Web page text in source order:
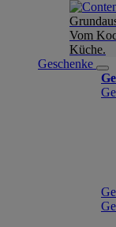
Vom
Küche.
Geschenke